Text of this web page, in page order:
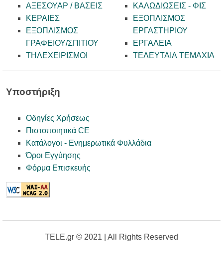
ΑΞΕΣΟΥΑΡ / ΒΑΣΕΙΣ
ΚΕΡΑΙΕΣ
ΕΞΟΠΛΙΣΜΟΣ
ΓΡΑΦΕΙΟΥ/ΣΠΙΤΙΟΥ
ΤΗΛΕΧΕΙΡΙΣΜΟΙ
ΚΑΛΩΔΙΩΣΕΙΣ - ΦΙΣ
ΕΞΟΠΛΙΣΜΟΣ
ΕΡΓΑΣΤΗΡΙΟΥ
ΕΡΓΑΛΕΙΑ
ΤΕΛΕΥΤΑΙΑ ΤΕΜΑΧΙΑ
Υποστήριξη
Οδηγίες Χρήσεως
Πιστοποιητικά CE
Κατάλογοι - Ενημερωτικά Φυλλάδια
Όροι Εγγύησης
Φόρμα Επισκευής
TELE.gr © 2021 | All Rights Reserved